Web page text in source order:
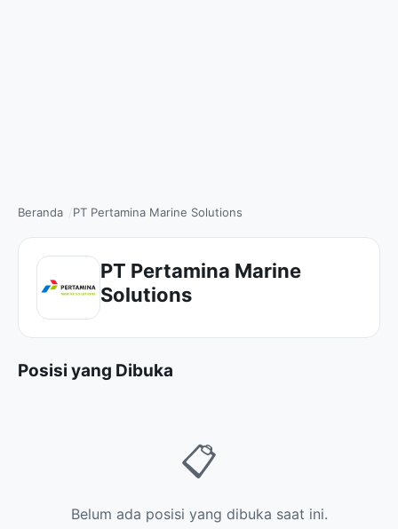
Beranda PT Pertamina Marine Solutions
PT Pertamina Marine
Solutions
Posisi yang Dibuka
📋
Belum ada posisi yang dibuka saat ini.